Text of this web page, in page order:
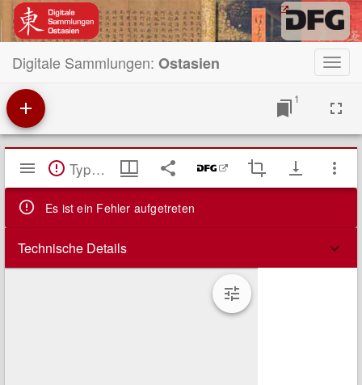
Digitale Sammlungen: Ostasien
1
Mirador
Viewer TypeError: Failed to fetch
Es ist ein Fehler aufgetreten
Technische Details